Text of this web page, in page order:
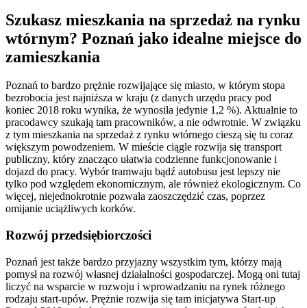
Szukasz mieszkania na sprzedaż na rynku
wtórnym? Poznań jako idealne miejsce do
zamieszkania
Poznań to bardzo prężnie rozwijające się miasto, w którym stopa
bezrobocia jest najniższa w kraju (z danych urzędu pracy pod
koniec 2018 roku wynika, że wynosiła jedynie 1,2 %). Aktualnie to
pracodawcy szukają tam pracowników, a nie odwrotnie. W związku
z tym mieszkania na sprzedaż z rynku wtórnego cieszą się tu coraz
większym powodzeniem. W mieście ciągle rozwija się transport
publiczny, który znacząco ułatwia codzienne funkcjonowanie i
dojazd do pracy. Wybór tramwaju bądź autobusu jest lepszy nie
tylko pod względem ekonomicznym, ale również ekologicznym. Co
więcej, niejednokrotnie pozwala zaoszczędzić czas, poprzez
omijanie uciążliwych korków.
Rozwój przedsiębiorczości
Poznań jest także bardzo przyjazny wszystkim tym, którzy mają
pomysł na rozwój własnej działalności gospodarczej. Mogą oni tutaj
liczyć na wsparcie w rozwoju i wprowadzaniu na rynek różnego
rodzaju start-upów. Prężnie rozwija się tam inicjatywa Start-up